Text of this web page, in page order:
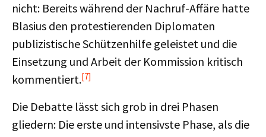
nicht: Bereits während der Nachruf-Affäre hatte
Blasius den protestierenden Diplomaten
publizistische Schützenhilfe geleistet und die
Einsetzung und Arbeit der Kommission kritisch
kommentiert.[7]
Die Debatte lässt sich grob in drei Phasen
gliedern: Die erste und intensivste Phase, als die